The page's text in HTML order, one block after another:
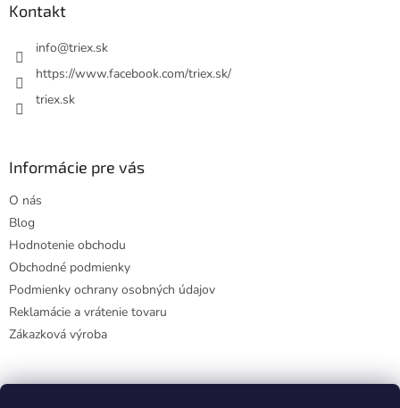
Kontakt
info@triex.sk
https://www.facebook.com/triex.sk/
triex.sk
Informácie pre vás
O nás
Blog
Hodnotenie obchodu
Obchodné podmienky
Podmienky ochrany osobných údajov
Reklamácie a vrátenie tovaru
Zákazková výroba